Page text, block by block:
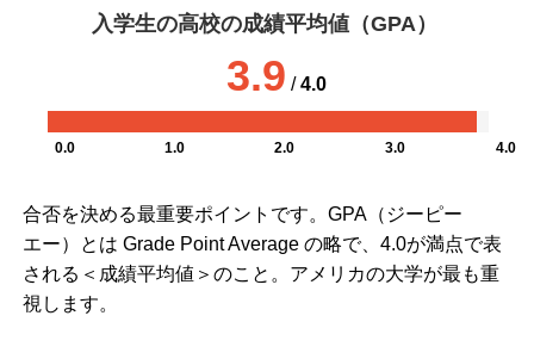
入学生の高校の成績平均値（GPA）
3.9 /4.0
0.0 1.0 2.0 3.0 4.0
合否を決める最重要ポイントです。GPA（ジーピー
エー）とは Grade Point Average の略で、4.0が満点で表
される＜成績平均値＞のこと。アメリカの大学が最も重
視します。